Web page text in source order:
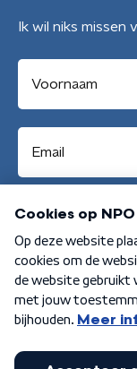
Ik wil niks missen
Algemene